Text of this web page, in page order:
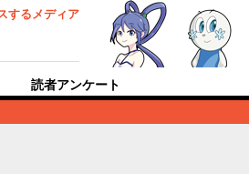
するメディア
読者アンケート